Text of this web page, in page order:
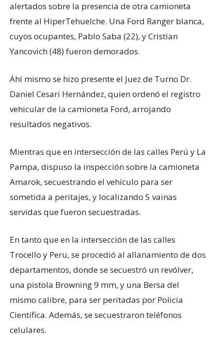
alertados sobre la presencia de otra camioneta
frente al HiperTehuelche. Una Ford Ranger blanca,
cuyos ocupantes, Pablo Saba (22), y Cristian
Yancovich (48) fueron demorados.
Ahí mismo se hizo presente el Juez de Turno Dr.
Daniel Cesari Hernández, quien ordenó el registro
vehicular de la camioneta Ford, arrojando
resultados negativos.
Mientras que en intersección de las calles Perú y La
Pampa, dispuso la inspección sobre la camioneta
Amarok, secuestrando el vehículo para ser
sometida a peritajes, y localizando 5 vainas
servidas que fueron secuestradas.
En tanto que en la intersección de las calles
Trocello y Peru, se procedió al allanamiento de dos
departamentos, donde se secuestró un revólver,
una pistola Browning 9 mm, y una Bersa del
mismo calibre, para ser peritadas por Policía
Científica. Además, se secuestraron teléfonos
celulares.